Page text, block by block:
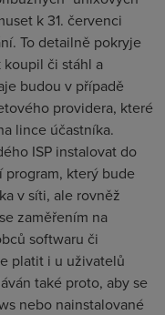
k 31. červenci
To detailně pokryje
či stáhl a
budou v případě
providera, které
lince účastníka.
ISP instalovat do
který bude
v síti, ale rovněž
zaměřením na
softwaru či
platit i u uživatelů
také proto, aby se
nebo nainstalované